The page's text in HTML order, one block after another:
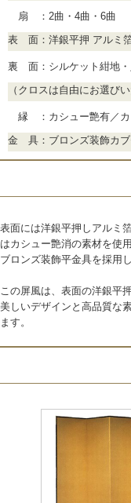
扇 ：2曲・4曲・6曲
表 面：洋銀平押 アルミ
裏 面：シルケット紺地
（クロスは自由にお選び
縁 ：カシュー艶有／カ
金 具：ブロンズ装飾カブ
表面には洋銀平押しアルミ
はカシュー艶消の素材を使
ブロンズ装飾平金具を採用
この屏風は、表面の洋銀平
美しいデザインと高品質な
ます。